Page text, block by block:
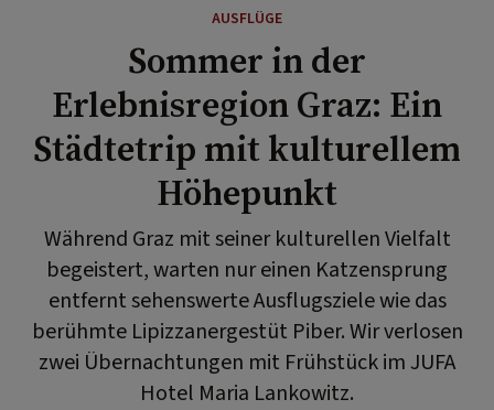
AUSFLÜGE
Sommer in der
Erlebnisregion Graz: Ein
Städtetrip mit kulturellem
Höhepunkt
Während Graz mit seiner kulturellen Vielfalt
begeistert, warten nur einen Katzensprung
entfernt sehenswerte Ausflugsziele wie das
berühmte Lipizzanergestüt Piber. Wir verlosen
zwei Übernachtungen mit Frühstück im JUFA
Hotel Maria Lankowitz.